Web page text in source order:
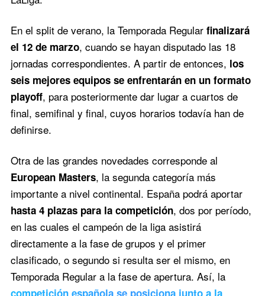
En el split de verano, la Temporada Regular finalizará
el 12 de marzo, cuando se hayan disputado las 18
jornadas correspondientes. A partir de entonces, los
seis mejores equipos se enfrentarán en un formato
playoff, para posteriormente dar lugar a cuartos de
final, semifinal y final, cuyos horarios todavía han de
definirse.
Otra de las grandes novedades corresponde al
European Masters, la segunda categoría más
importante a nivel continental. España podrá aportar
hasta 4 plazas para la competición, dos por período,
en las cuales el campeón de la liga asistirá
directamente a la fase de grupos y el primer
clasificado, o segundo si resulta ser el mismo, en
Temporada Regular a la fase de apertura. Así, la
competición española se posiciona junto a la